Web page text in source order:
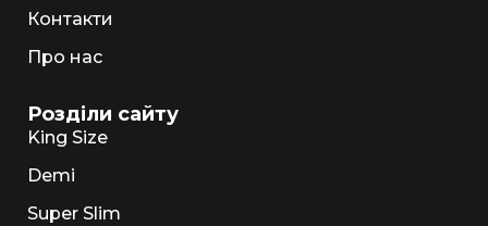
Контакти
Про нас
Розділи сайту
King Size
Demi
Super Slim